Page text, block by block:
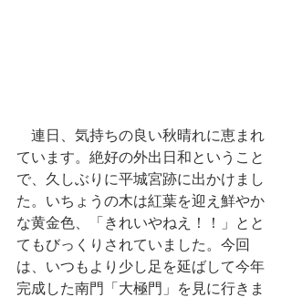
連日、気持ちの良い秋晴れに恵まれ
ています。絶好の外出日和ということ
で、久しぶりに平城宮跡に出かけまし
た。いちょうの木は紅葉を迎え鮮やか
な黄金色、「きれいやねえ！！」とと
てもびっくりされていました。今回
は、いつもより少し足を延ばして今年
完成した南門「大極門」を見に行きま